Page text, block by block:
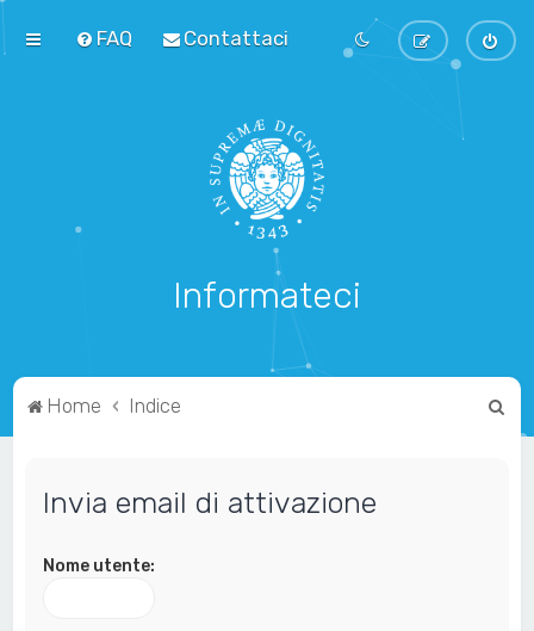
FAQ Contattaci
Informateci
Home Indice
Invia email di attivazione
Nome utente: